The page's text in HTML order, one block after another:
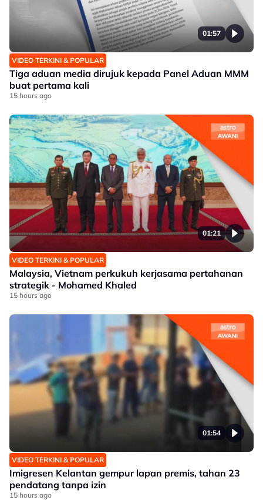
01:57
VIDEO TERKINI & POPULAR
Tiga aduan media dirujuk kepada Panel Aduan MMM
buat pertama kali
15 hours ago
01:21
VIDEO TERKINI & POPULAR
Malaysia, Vietnam perkukuh kerjasama pertahanan
strategik - Mohamed Khaled
15 hours ago
01:54
VIDEO TERKINI & POPULAR
Imigresen Kelantan gempur lapan premis, tahan 23
pendatang tanpa izin
15 hours ago